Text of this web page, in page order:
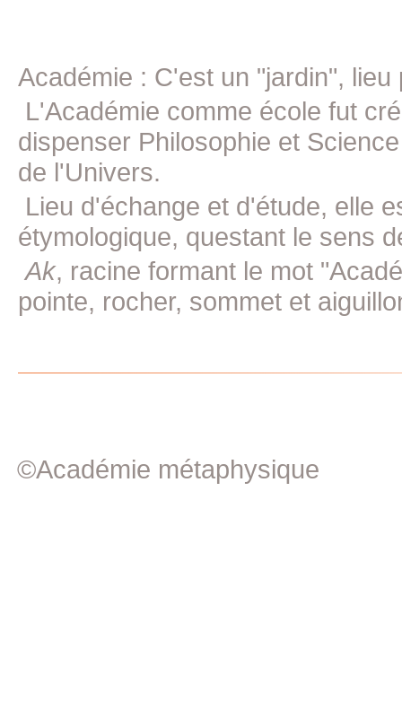
Académie : C'est un "jardin", lieu
L'Académie comme école fut
dispenser Philosophie et
de l'Univers.
Lieu d'échange et d'étude, elle
étymologique, questant le sens
Ak, racine formant le mot
pointe, rocher, sommet et
©Académie métaphysique